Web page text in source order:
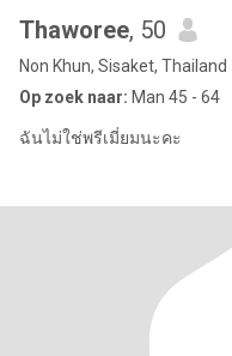
Thaworee, 50
Non Khun, Sisaket, Thailand
Op zoek naar: Man 45 - 64
ฉันไม่ใช่พรีเมี่ยมนะคะ